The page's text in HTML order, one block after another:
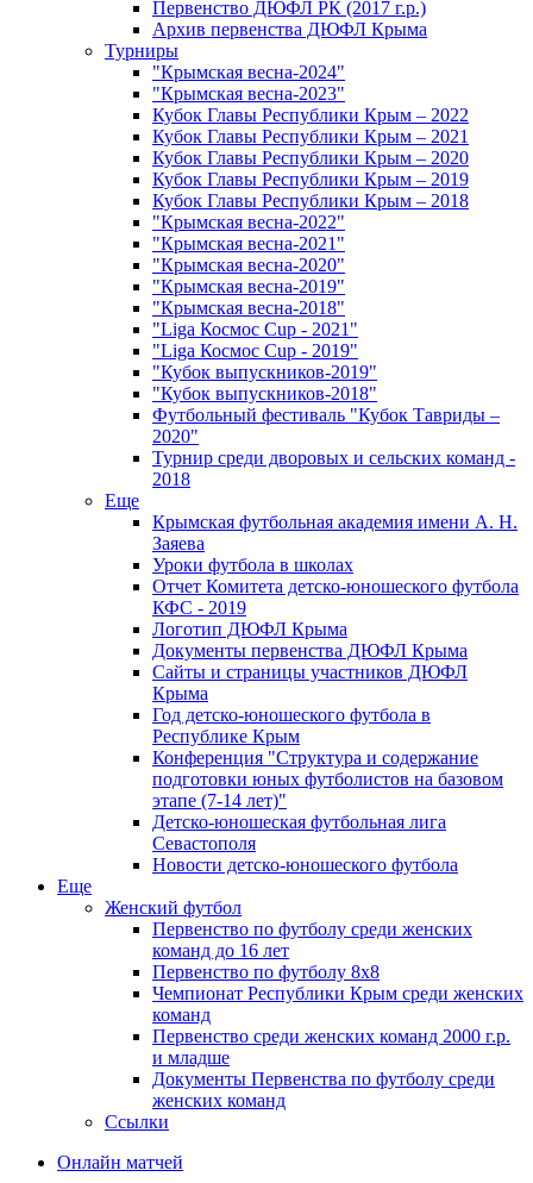
Первенство ДЮФЛ РК (2017 г.р.)
Архив первенства ДЮФЛ Крыма
Турниры
"Крымская весна-2024"
"Крымская весна-2023"
Кубок Главы Республики Крым – 2022
Кубок Главы Республики Крым – 2021
Кубок Главы Республики Крым – 2020
Кубок Главы Республики Крым – 2019
Кубок Главы Республики Крым – 2018
"Крымская весна-2022"
"Крымская весна-2021"
"Крымская весна-2020"
"Крымская весна-2019"
"Крымская весна-2018"
"Liga Космос Cup - 2021"
"Liga Космос Cup - 2019"
"Кубок выпускников-2019"
"Кубок выпускников-2018"
Футбольный фестиваль "Кубок Тавриды –
2020"
Турнир среди дворовых и сельских команд -
2018
Еще
Крымская футбольная академия имени А. Н.
Заяева
Уроки футбола в школах
Отчет Комитета детско-юношеского футбола
КФС - 2019
Логотип ДЮФЛ Крыма
Документы первенства ДЮФЛ Крыма
Сайты и страницы участников ДЮФЛ
Крыма
Год детско-юношеского футбола в
Республике Крым
Конференция "Структура и содержание
подготовки юных футболистов на базовом
этапе (7-14 лет)"
Детско-юношеская футбольная лига
Севастополя
Новости детско-юношеского футбола
Еще
Женский футбол
Первенство по футболу среди женских
команд до 16 лет
Первенство по футболу 8х8
Чемпионат Республики Крым среди женских
команд
Первенство среди женских команд 2000 г.р.
и младше
Документы Первенства по футболу среди
женских команд
Ссылки
Онлайн матчей